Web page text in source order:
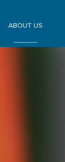
ABOUT US